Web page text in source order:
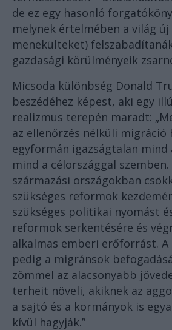
de ez egy hasonló
melynek értelmében a világ
menekülteket)
gazdasági körülményeik
Micsoda különbség Donald
beszédéhez képest, aki egy
realizmus terepén maradt:
az ellenőrzés nélküli migráció
egyformán igazságtalan mind
mind a célországgal
származási országokban
szükséges reformok
szükséges politikai nyomást
reformok serkentésére és
alkalmas emberi erőforrást. A
pedig a migránsok
zömmel az alacsonyabb
terheit növeli, akiknek az
a sajtó és a kormányok is
kívül hagyják.”